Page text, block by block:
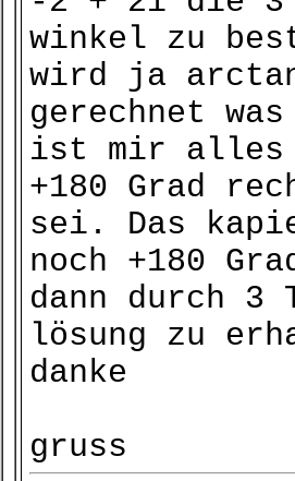
winkel zu
wird ja
gerechnet
ist mir alles
+180 Grad
sei. Das
noch +180
dann durch 3
lösung zu
danke
gruss